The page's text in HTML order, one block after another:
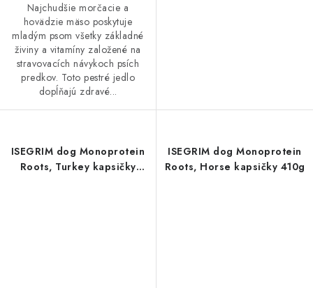
Najchudšie morčacie a
hovädzie mäso poskytuje
mladým psom všetky základné
živiny a vitamíny založené na
stravovacích návykoch psích
predkov. Toto pestré jedlo
dopĺňajú zdravé...
ISEGRIM dog Monoprotein
Roots, Turkey kapsičky
ISEGRIM dog Monoprotein
Roots, Horse kapsičky 410g